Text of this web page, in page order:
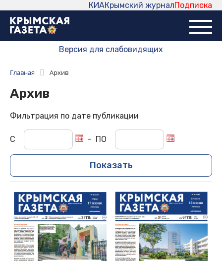
Подписка
Крымский журнал
КИА
Версия для слабовидящих
Главная Архив
Архив
Фильтрация по дате публикации
С – ПО
Показать